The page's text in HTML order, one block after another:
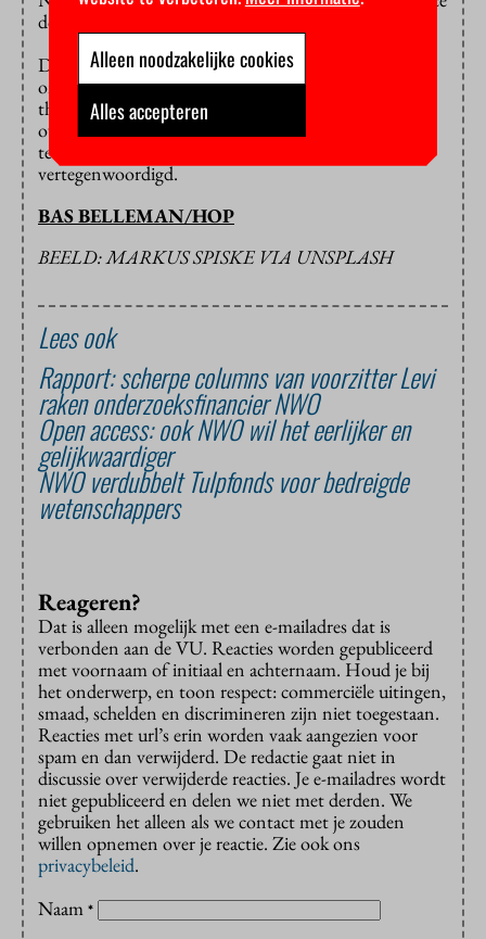
doet? Ja, zegt 56 procent. Nee, zegt 37 procent.
De uitkomsten van de peiling, uitgevoerd door
onderzoeksbureau Markteffect, staan in een
themanummer van het NWO Magazine. Er zijn
overigens weinig promovendi ondervraagd en ook de
technische wetenschappen waren niet sterk
vertegenwoordigd.
BAS BELLEMAN/HOP
BEELD: MARKUS SPISKE VIA UNSPLASH
Lees ook
Rapport: scherpe columns van voorzitter Levi
raken onderzoeksfinancier NWO
Open access: ook NWO wil het eerlijker en
gelijkwaardiger
NWO verdubbelt Tulpfonds voor bedreigde
wetenschappers
Reageren?
Dat is alleen mogelijk met een e-mailadres dat is
verbonden aan de VU. Reacties worden gepubliceerd
met voornaam of initiaal en achternaam. Houd je bij
het onderwerp, en toon respect: commerciële uitingen,
smaad, schelden en discrimineren zijn niet toegestaan.
Reacties met url’s erin worden vaak aangezien voor
spam en dan verwijderd. De redactie gaat niet in
discussie over verwijderde reacties. Je e-mailadres wordt
niet gepubliceerd en delen we niet met derden. We
gebruiken het alleen als we contact met je zouden
willen opnemen over je reactie. Zie ook ons
privacybeleid.
Naam *
Alleen noodzakelijke cookies
Alles accepteren